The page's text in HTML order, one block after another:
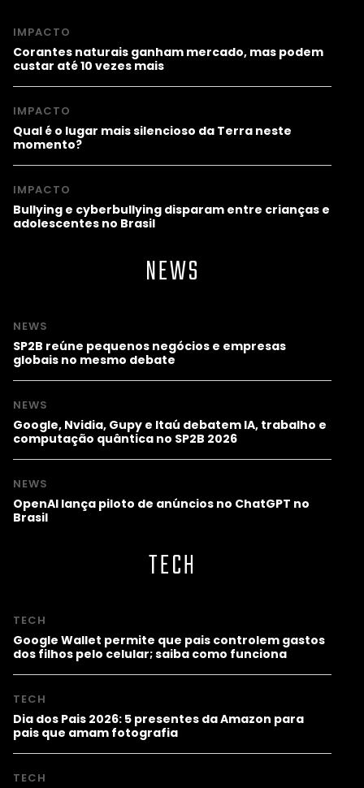
IMPACTO
Corantes naturais ganham mercado, mas podem
custar até 10 vezes mais
IMPACTO
Qual é o lugar mais silencioso da Terra neste
momento?
IMPACTO
Bullying e cyberbullying disparam entre crianças e
adolescentes no Brasil
NEWS
NEWS
SP2B reúne pequenos negócios e empresas
globais no mesmo debate
NEWS
Google, Nvidia, Gupy e Itaú debatem IA, trabalho e
computação quântica no SP2B 2026
NEWS
OpenAI lança piloto de anúncios no ChatGPT no
Brasil
TECH
TECH
Google Wallet permite que pais controlem gastos
dos filhos pelo celular; saiba como funciona
TECH
Dia dos Pais 2026: 5 presentes da Amazon para
pais que amam fotografia
TECH